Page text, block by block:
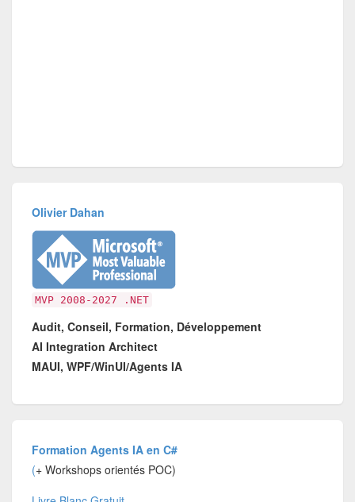
Olivier Dahan
MVP 2008-2027 .NET
Audit, Conseil, Formation, Développement
AI Integration Architect
MAUI, WPF/WinUI/Agents IA
Formation Agents IA en C#
(+ Workshops orientés POC)